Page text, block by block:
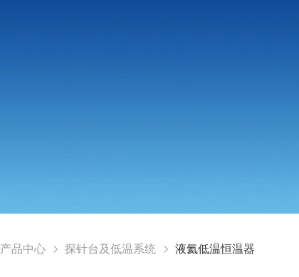
产品中心 探针台及低温系统 液氦低温恒温器